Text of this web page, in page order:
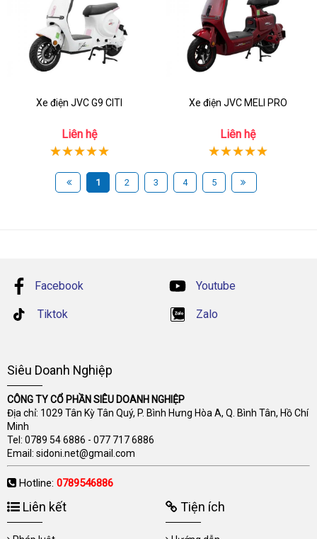
Xe điện JVC G9 CITI
Liên hệ
Xe điện JVC MELI PRO
Liên hệ
1 2 3 4 5
Facebook Youtube
Tiktok Zalo
Siêu Doanh Nghiệp
CÔNG TY CỔ PHẦN SIÊU DOANH NGHIỆP
Địa chỉ: 1029 Tân Kỳ Tân Quý, P. Bình Hưng Hòa A, Q. Bình Tân, Hồ Chí
Minh
Tel: 0789 54 6886 - 077 717 6886
Email: sidoni.net@gmail.com
Hotline: 0789546886
Liên kết Tiện ích